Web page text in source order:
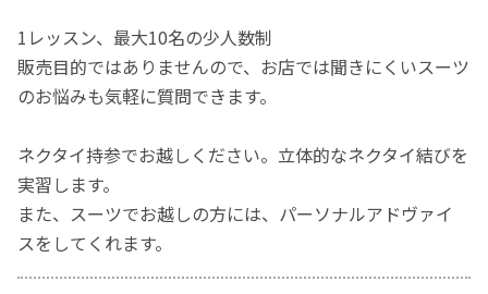
1レッスン、最大10名の少人数制
販売目的ではありませんので、お店では聞きにくいスーツ
のお悩みも気軽に質問できます。
ネクタイ持参でお越しください。立体的なネクタイ結びを
実習します。
また、スーツでお越しの方には、パーソナルアドヴァイ
スをしてくれます。